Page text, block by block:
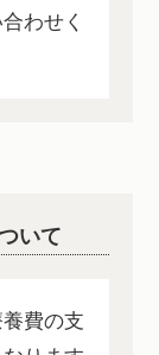
わせく
いて
費の支